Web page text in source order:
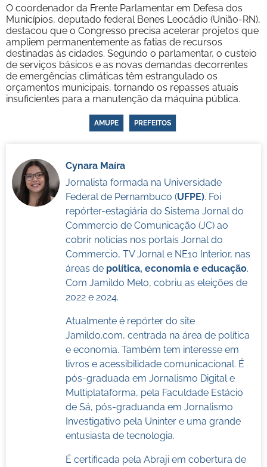
O coordenador da Frente Parlamentar em Defesa dos
Municípios, deputado federal Benes Leocádio (União-RN),
destacou que o Congresso precisa acelerar projetos que
ampliem permanentemente as fatias de recursos
destinadas às cidades. Segundo o parlamentar, o custeio
de serviços básicos e as novas demandas decorrentes
de emergências climáticas têm estrangulado os
orçamentos municipais, tornando os repasses atuais
insuficientes para a manutenção da máquina pública.
AMUPE PREFEITOS
Cynara Maíra
Jornalista formada na Universidade
Federal de Pernambuco (UFPE). Foi
repórter-estagiária do Sistema Jornal do
Commercio de Comunicação (JC) ao
cobrir notícias nos portais Jornal do
Commercio, TV Jornal e NE10 Interior, nas
áreas de política, economia e educação.
Com Jamildo Melo, cobriu as eleições de
2022 e 2024.
Atualmente é repórter do site
Jamildo.com, centrada na área de política
e economia. Também tem interesse em
livros e acessibilidade comunicacional. É
pós-graduada em Jornalismo Digital e
Multiplataforma, pela Faculdade Estácio
de Sá, pós-graduanda em Jornalismo
Investigativo pela Uninter e uma grande
entusiasta de tecnologia.
É certificada pela Abraji em cobertura de